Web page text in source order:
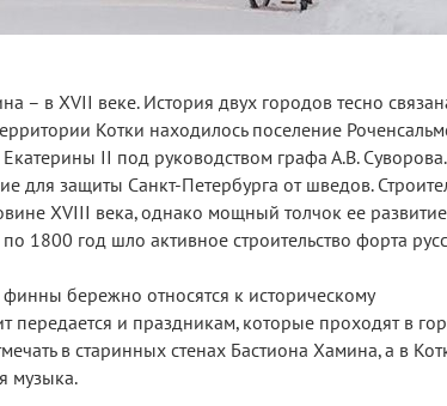
– в XVII веке. История двух городов тесно
Котки находилось поселение
II под руководством графа А.В. Суворова.
для защиты Санкт‑Петербурга от шведов.
XVIII века, однако мощный толчок ее развитие
1800 год шло активное строительство форта
бережно относятся к историческому
передается и праздникам, которые проходят в
в старинных стенах Бастиона Хамина, а в
музыка.